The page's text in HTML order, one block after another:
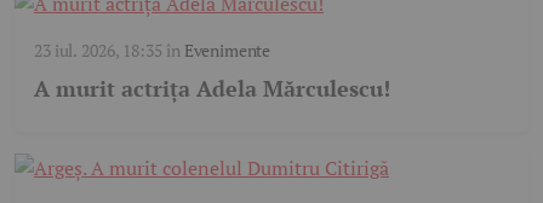
23 iul. 2026, 18:35 în Evenimente
A murit actrița Adela Mărculescu!